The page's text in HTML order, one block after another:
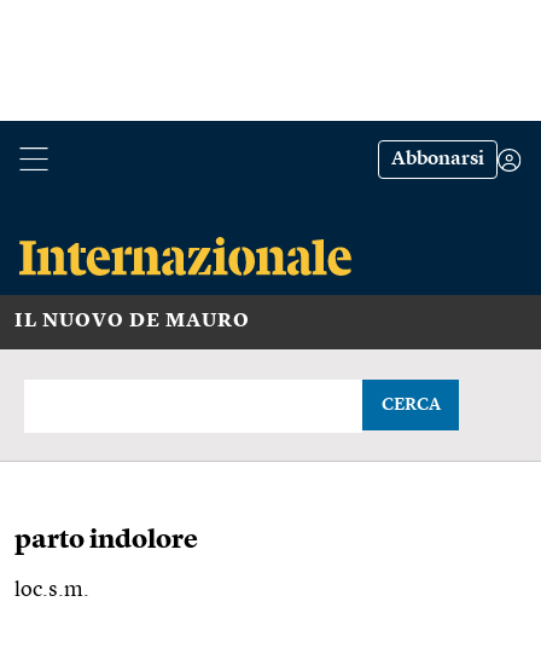
Abbonarsi
IL NUOVO DE MAURO
CERCA
parto indolore
loc.s.m.